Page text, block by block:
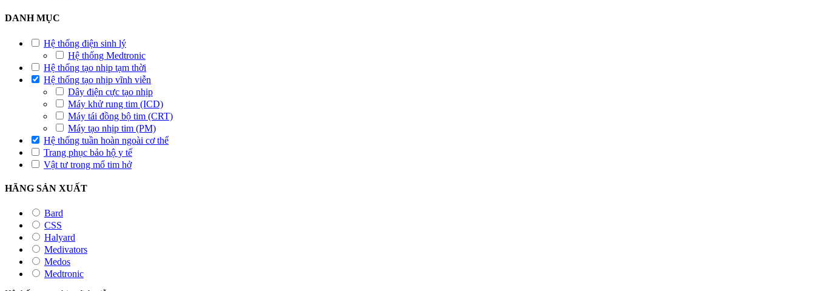
DANH MỤC
Hệ thống điện sinh lý
Hệ thống Medtronic
Hệ thống tạo nhịp tạm thời
Hệ thống tạo nhịp vĩnh viễn
Dây điện cực tạo nhịp
Máy khử rung tim (ICD)
Máy tái đồng bộ tim (CRT)
Máy tạo nhịp tim (PM)
Hệ thống tuần hoàn ngoài cơ thể
Trang phục bảo hộ y tế
Vật tư trong mổ tim hở
HÃNG SẢN XUẤT
Bard
CSS
Halyard
Medivators
Medos
Medtronic